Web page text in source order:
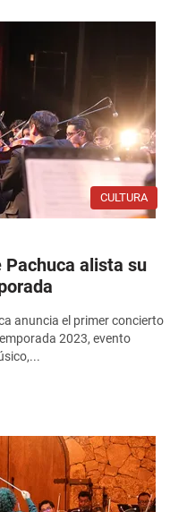
CULTURA
alista su
anuncia el primer concierto
2023, evento